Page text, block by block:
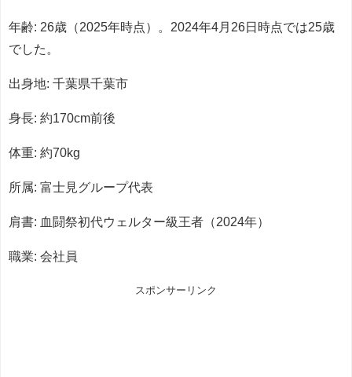
年齢: 26歳（2025年時点）。2024年4月26日時点では25歳
でした。
出身地: 千葉県千葉市
身長: 約170cm前後
体重: 約70kg
所属: 富士見グループ代表
肩書: 血闘祭初代ウェルター級王者（2024年）
職業: 会社員
スポンサーリンク